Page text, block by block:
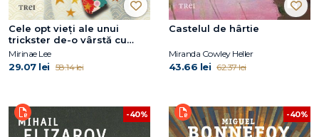
Cele opt vieți ale unui
trickster de-o vârstă cu
veacul
Mirinae Lee
29.07 lei 58.14 lei
Castelul de hârtie
Miranda Cowley Heller
43.66 lei 62.37 lei
-40% -40%